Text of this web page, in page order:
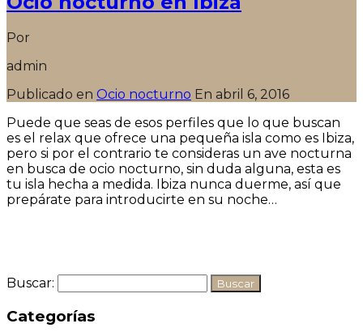
Por
admin
Publicado en Ocio nocturno En abril 6, 2016
Puede que seas de esos perfiles que lo que buscan
es el relax que ofrece una pequeña isla como es Ibiza,
pero si por el contrario te consideras un ave nocturna
en busca de ocio nocturno, sin duda alguna, esta es
tu isla hecha a medida. Ibiza nunca duerme, así que
prepárate para introducirte en su noche…
Buscar:
Categorías